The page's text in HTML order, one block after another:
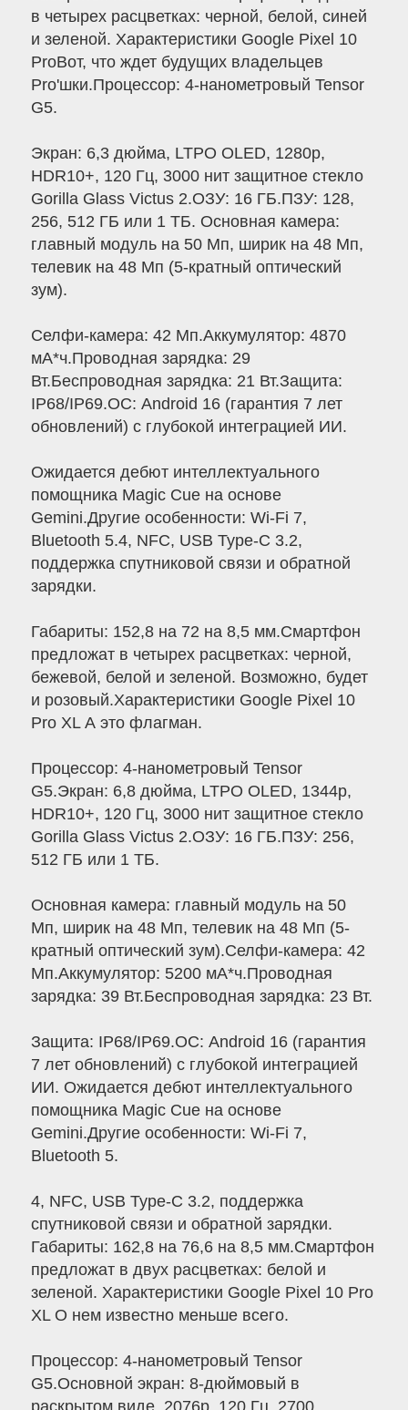
в четырех расцветках: черной, белой, синей
и зеленой. Характеристики Google Pixel 10
ProВот, что ждет будущих владельцев
Pro'шки.Процессор: 4-нанометровый Tensor
G5.
Экран: 6,3 дюйма, LTPO OLED, 1280p,
HDR10+, 120 Гц, 3000 нит защитное стекло
Gorilla Glass Victus 2.ОЗУ: 16 ГБ.ПЗУ: 128,
256, 512 ГБ или 1 ТБ. Основная камера:
главный модуль на 50 Мп, ширик на 48 Мп,
телевик на 48 Мп (5-кратный оптический
зум).
Селфи-камера: 42 Мп.Аккумулятор: 4870
мА*ч.Проводная зарядка: 29
Вт.Беспроводная зарядка: 21 Вт.Защита:
IP68/IP69.ОС: Android 16 (гарантия 7 лет
обновлений) с глубокой интеграцией ИИ.
Ожидается дебют интеллектуального
помощника Magic Cue на основе
Gemini.Другие особенности: Wi-Fi 7,
Bluetooth 5.4, NFC, USB Type-C 3.2,
поддержка спутниковой связи и обратной
зарядки.
Габариты: 152,8 на 72 на 8,5 мм.Смартфон
предложат в четырех расцветках: черной,
бежевой, белой и зеленой. Возможно, будет
и розовый.Характеристики Google Pixel 10
Pro XL А это флагман.
Процессор: 4-нанометровый Tensor
G5.Экран: 6,8 дюйма, LTPO OLED, 1344p,
HDR10+, 120 Гц, 3000 нит защитное стекло
Gorilla Glass Victus 2.ОЗУ: 16 ГБ.ПЗУ: 256,
512 ГБ или 1 ТБ.
Основная камера: главный модуль на 50
Мп, ширик на 48 Мп, телевик на 48 Мп (5-
кратный оптический зум).Селфи-камера: 42
Мп.Аккумулятор: 5200 мА*ч.Проводная
зарядка: 39 Вт.Беспроводная зарядка: 23 Вт.
Защита: IP68/IP69.ОС: Android 16 (гарантия
7 лет обновлений) с глубокой интеграцией
ИИ. Ожидается дебют интеллектуального
помощника Magic Cue на основе
Gemini.Другие особенности: Wi-Fi 7,
Bluetooth 5.
4, NFC, USB Type-C 3.2, поддержка
спутниковой связи и обратной зарядки.
Габариты: 162,8 на 76,6 на 8,5 мм.Смартфон
предложат в двух расцветках: белой и
зеленой. Характеристики Google Pixel 10 Pro
XL О нем известно меньше всего.
Процессор: 4-нанометровый Tensor
G5.Основной экран: 8-дюймовый в